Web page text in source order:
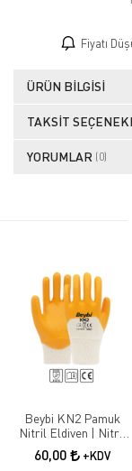
Fiyatı
ÜRÜN BILGISI
TAKSIT
YORUMLAR (0)
Beybi KN2 Pamuk
Nitril Eldiven | Nitril
Kaplama İş Güvenliği
Eldiveni
60,00 +KDV